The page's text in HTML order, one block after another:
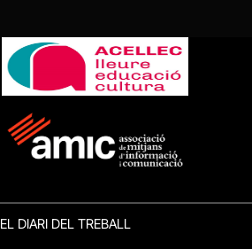
EL DIARI DEL TREBALL